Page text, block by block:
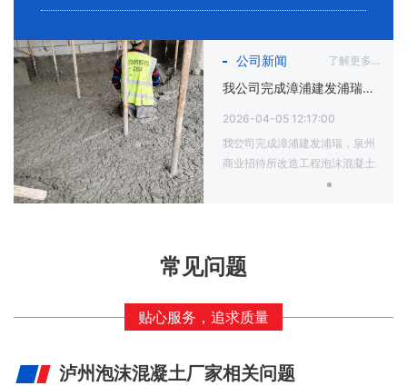
公司新闻 了解更多...
我公司完成漳浦建发浦瑞，泉州商业招待所改造工程泡沫混凝土施工
2026-04-05 12:17:00
我公司完成漳浦建发浦瑞，泉州
商业招待所改造工程泡沫混凝土
常见问题
贴心服务，追求质量
泸州泡沫混凝土厂家相关问题